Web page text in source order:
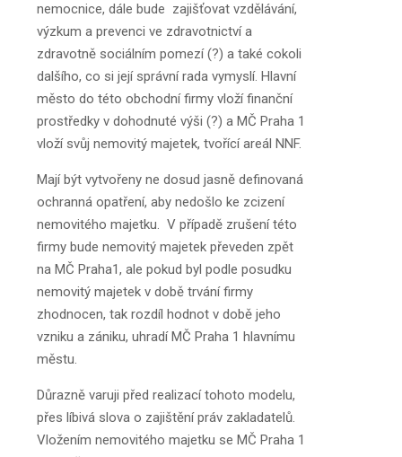
nemocnice, dále bude zajišťovat vzdělávání,
výzkum a prevenci ve zdravotnictví a
zdravotně sociálním pomezí (?) a také cokoli
dalšího, co si její správní rada vymyslí. Hlavní
město do této obchodní firmy vloží finanční
prostředky v dohodnuté výši (?) a MČ Praha 1
vloží svůj nemovitý majetek, tvořící areál NNF.
Mají být vytvořeny ne dosud jasně definovaná
ochranná opatření, aby nedošlo ke zcizení
nemovitého majetku. V případě zrušení této
firmy bude nemovitý majetek převeden zpět
na MČ Praha1, ale pokud byl podle posudku
nemovitý majetek v době trvání firmy
zhodnocen, tak rozdíl hodnot v době jeho
vzniku a zániku, uhradí MČ Praha 1 hlavnímu
městu.
Důrazně varuji před realizací tohoto modelu,
přes líbivá slova o zajištění práv zakladatelů.
Vložením nemovitého majetku se MČ Praha 1